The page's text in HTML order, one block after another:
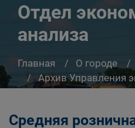
Отдел
анализа
Главная О городе
Архив Управления
Отдел
Средняя